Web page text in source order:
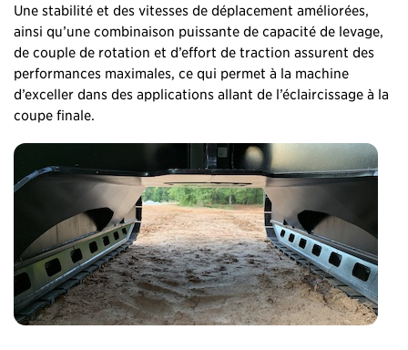
Une stabilité et des vitesses de déplacement améliorées,
ainsi qu’une combinaison puissante de capacité de levage,
de couple de rotation et d’effort de traction assurent des
performances maximales, ce qui permet à la machine
d’exceller dans des applications allant de l’éclaircissage à la
coupe finale.